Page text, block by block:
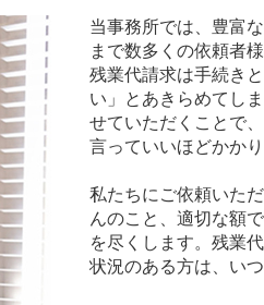
当事務所では、豊富
まで数多くの依頼者
残業代請求は手続き
い」とあきらめてし
せていただくことで
言っていいほどかかり
私たちにご依頼いた
んのこと、適切な額
を尽くします。残業
状況のある方は、い